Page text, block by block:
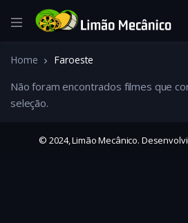
Home Faroeste
Não foram encontrados filmes que
seleção.
© 2024, Limão Mecânico.